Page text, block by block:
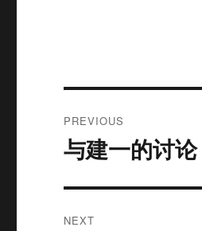
navigation
PREVIOUS
Previous
post:
与建一的讨论
NEXT